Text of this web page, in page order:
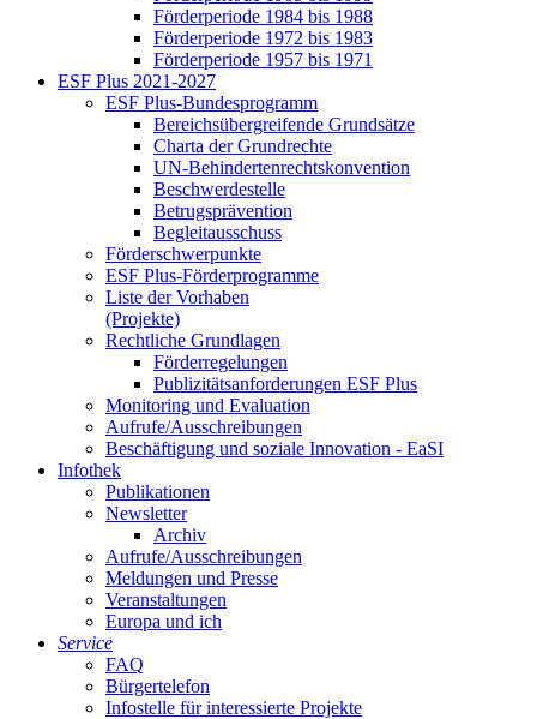
För­der­pe­ri­ode 1984 bis 1988
För­der­pe­ri­ode 1972 bis 1983
För­der­pe­ri­ode 1957 bis 1971
ESF Plus 2021-2027
ESF Plus-Bun­des­pro­gramm
Be­reichs­über­grei­fen­de Grund­sät­ze
Char­ta der Grund­rech­te
UN-Be­hin­der­ten­rechts­kon­ven­ti­on
Be­schwer­de­stel­le
Be­trugs­prä­ven­ti­on
Be­glei­taus­schuss
För­der­schwer­punk­te
ESF Plus-För­der­pro­gram­me
Lis­te der Vor­ha­ben
(Pro­jek­te)
Recht­li­che Grund­la­gen
För­der­re­ge­lun­gen
Pu­bli­zi­täts­an­for­de­run­gen ESF Plus
Mo­ni­to­ring und Eva­lua­ti­on
Auf­ru­fe/Aus­schrei­bun­gen
Be­schäf­ti­gung und so­zia­le In­no­va­ti­on - Ea­SI
In­fo­thek
Pu­bli­ka­tio­nen
Newslet­ter
Ar­chiv
Auf­ru­fe/Aus­schrei­bun­gen
Mel­dun­gen und Pres­se
Ver­an­stal­tun­gen
Eu­ro­pa und ich
Ser­vice
FAQ
Bür­ger­te­le­fon
In­fo­stel­le für in­ter­es­sier­te Pro­jek­te